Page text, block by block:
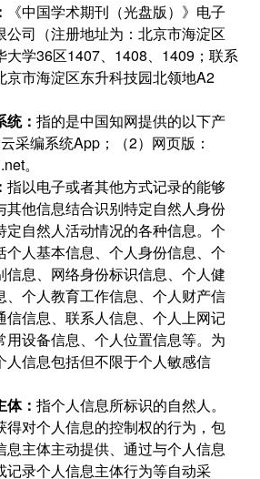
《中国学术期刊（光盘版）》电子
公司（注册地址为：北京市海淀区
大学36区1407、1408、1409；联系
京市海淀区东升科技园北领地A2
统：指的是中国知网提供的以下产
采编系统App；（2）网页版：
。
指以电子或者其他方式记录的能够
其他信息结合识别特定自然人身份
定自然人活动情况的各种信息。个
个人基本信息、个人身份信息、个
信息、网络身份标识信息、个人健
、个人教育工作信息、个人财产信
信信息、联系人信息、个人上网记
用设备信息、个人位置信息等。为
人信息包括但不限于个人敏感信
体：指个人信息所标识的自然人。
得对个人信息的控制权的行为，包
息主体主动提供、通过与个人信息
记录个人信息主体行为等自动采